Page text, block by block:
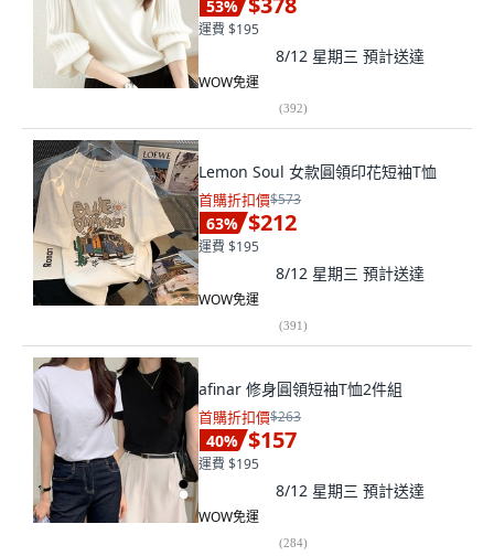
53%
運費 $195
8/12 星期三 預計送達
WOW免運
(392)
Lemon Soul 女款圓領印花短袖T恤
首購折扣價$573
63% $212
運費 $195
8/12 星期三 預計送達
WOW免運
(391)
afinar 修身圓領短袖T恤2件組
首購折扣價$263
40% $157
運費 $195
8/12 星期三 預計送達
WOW免運
(284)